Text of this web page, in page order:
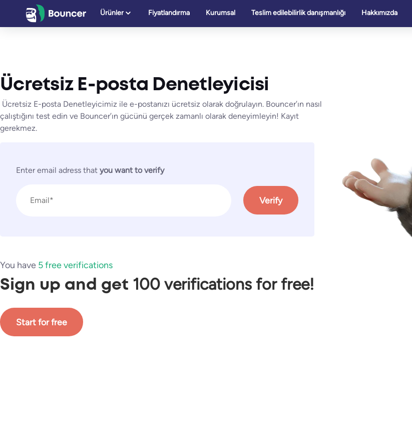
Ürünler Fiyatlandırma Kurumsal Teslim edilebilirlik danışmanlığı Hakkımızda
Ücretsiz E-posta Denetleyicisi
Ücretsiz E-posta Denetleyicimiz ile e-postanızı ücretsiz olarak doğrulayın. Bouncer’ın nasıl
çalıştığını test edin ve Bouncer’ın gücünü gerçek zamanlı olarak deneyimleyin! Kayıt
gerekmez.
Enter email adress that you want to verify
Verify
You have 5 free verifications
Sign up and get 100 verifications for free!
Start for free